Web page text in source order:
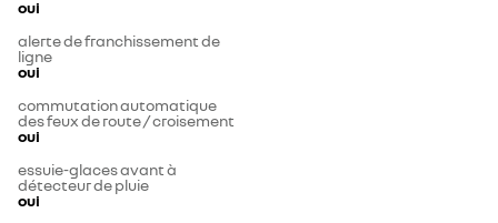
oui
alerte de franchissement de
ligne
oui
commutation automatique
des feux de route / croisement
oui
essuie-glaces avant à
détecteur de pluie
oui